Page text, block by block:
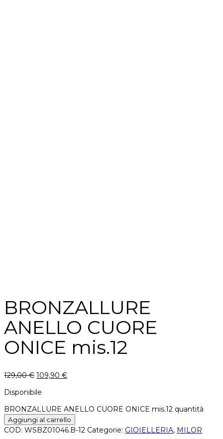
BRONZALLURE
ANELLO CUORE
ONICE mis.12
129,00€ 109,90 €
Disponibile
BRONZALLURE ANELLO CUORE ONICE mis.12 quantità
Aggiungi al carrello
COD: WSBZ01046.B-12 Categorie: GIOIELLERIA, MILOR